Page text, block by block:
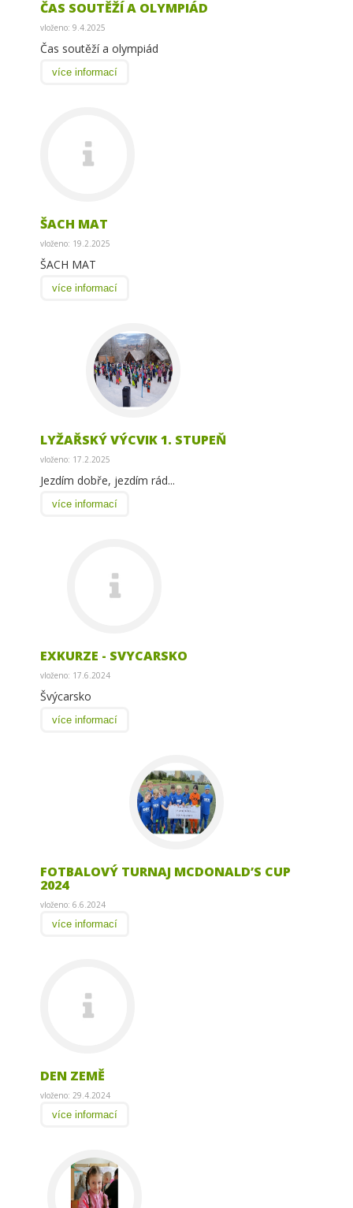
ČAS SOUTĚŽÍ A OLYMPIÁD
vloženo: 9.4.2025
Čas soutěží a olympiád
více informací
ŠACH MAT
vloženo: 19.2.2025
ŠACH MAT
více informací
LYŽAŘSKÝ VÝCVIK 1. STUPEŇ
vloženo: 17.2.2025
Jezdím dobře, jezdím rád...
více informací
EXKURZE - SVYCARSKO
vloženo: 17.6.2024
Švýcarsko
více informací
FOTBALOVÝ TURNAJ MCDONALD’S CUP
2024
vloženo: 6.6.2024
více informací
DEN ZEMĚ
vloženo: 29.4.2024
více informací